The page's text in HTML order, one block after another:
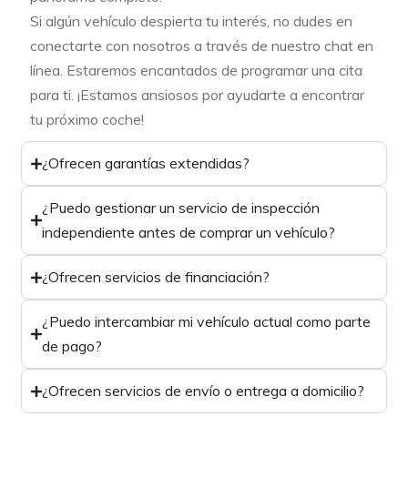
Si algún vehículo despierta tu interés, no dudes en
conectarte con nosotros a través de nuestro chat en
línea. Estaremos encantados de programar una cita
para ti. ¡Estamos ansiosos por ayudarte a encontrar
tu próximo coche!
¿Ofrecen garantías extendidas?
¿Puedo gestionar un servicio de inspección
independiente antes de comprar un vehículo?
¿Ofrecen servicios de financiación?
¿Puedo intercambiar mi vehículo actual como parte
de pago?
¿Ofrecen servicios de envío o entrega a domicilio?